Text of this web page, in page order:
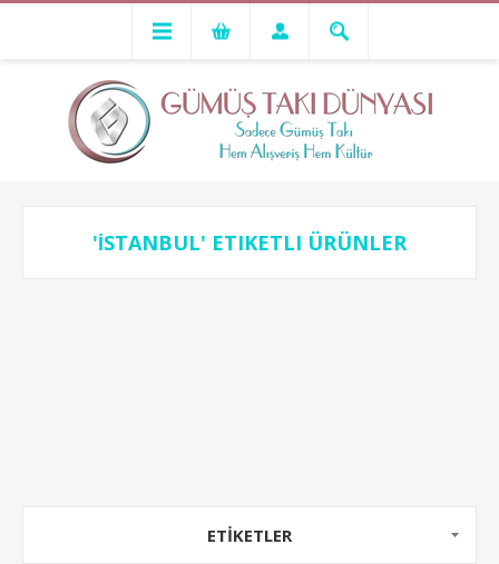
'İSTANBUL' ETIKETLI ÜRÜNLER
ETİKETLER